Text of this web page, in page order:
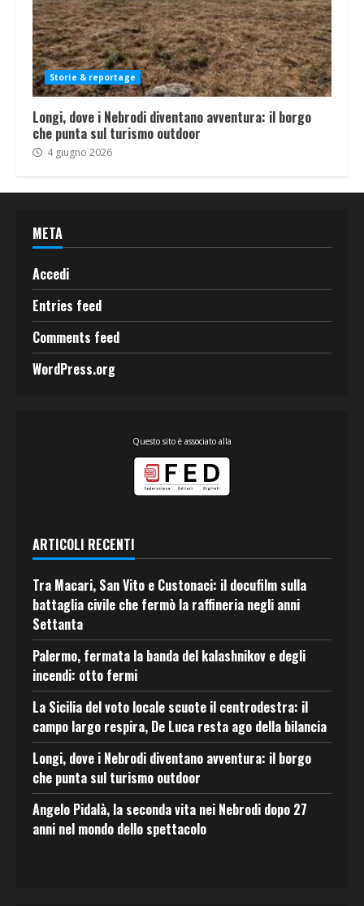
Storie & reportage
Longi, dove i Nebrodi diventano avventura: il borgo
che punta sul turismo outdoor
4 giugno 2026
META
Accedi
Entries feed
Comments feed
WordPress.org
Questo sito è associato alla
ARTICOLI RECENTI
Tra Macari, San Vito e Custonaci: il docufilm sulla
battaglia civile che fermò la raffineria negli anni
Settanta
Palermo, fermata la banda del kalashnikov e degli
incendi: otto fermi
La Sicilia del voto locale scuote il centrodestra: il
campo largo respira, De Luca resta ago della bilancia
Longi, dove i Nebrodi diventano avventura: il borgo
che punta sul turismo outdoor
Angelo Pidalà, la seconda vita nei Nebrodi dopo 27
anni nel mondo dello spettacolo